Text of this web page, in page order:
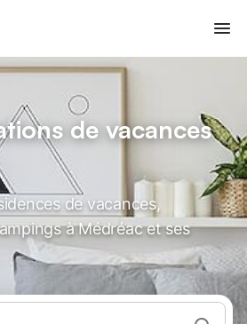
de vacances
de vacances,
à Médréac et ses